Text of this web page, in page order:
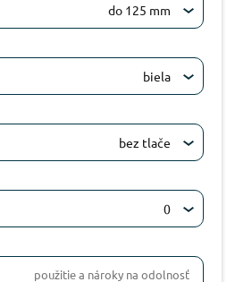
do 125 mm
biela
bez tlače
0